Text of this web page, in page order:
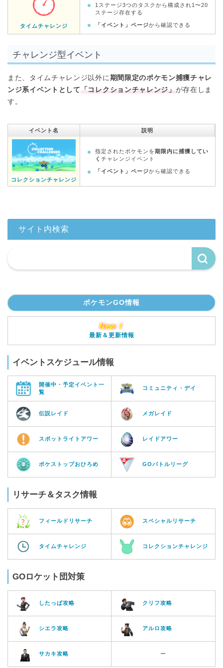
タイムチャレンジ
1ステージ3つのタスクから構成され1〜20
ステージ存在する
「イベント」ページから確認できる
チャレンジ型イベント
また、タイムチャレンジ以外に期間限定のポケモン捕獲チャレ
ンジ系イベントとして「コレクションチャレンジ」が存在しま
す。
イベント名 説明
コレクションチャレンジ
指定されたポケモンを期限内に捕獲してい
く チャレンジイベント
「イベント」ページから確認できる
サイト内検索
ポケモンGO情報
New！
最新＆更新情報
イベントスケジュール情報
開催中・予定イベント一
覧
コミュニティ・デイ
伝説レイド メガレイド
スポットライトアワー レイドアワー
ポケストップおひろめ GOバトルリーグ
リサーチ＆タスク情報
フィールドリサーチ スペシャルリサーチ
タイムチャレンジ コレクションチャレンジ
GOロケット団対策
したっぱ攻略 クリフ攻略
シエラ攻略 アルロ攻略
サカキ攻略 ー